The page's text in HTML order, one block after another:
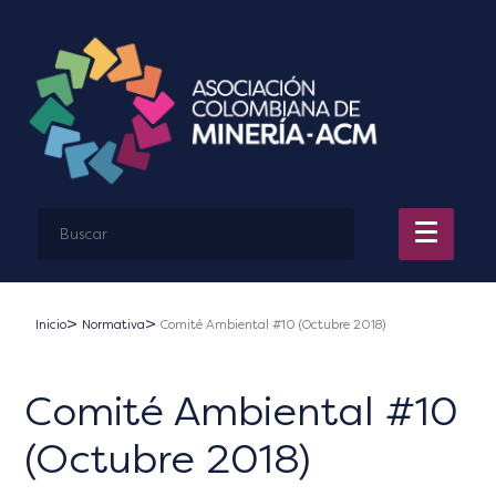
Inicio Normativa Comité Ambiental #10 (Octubre 2018)
Comité Ambiental #10
(Octubre 2018)